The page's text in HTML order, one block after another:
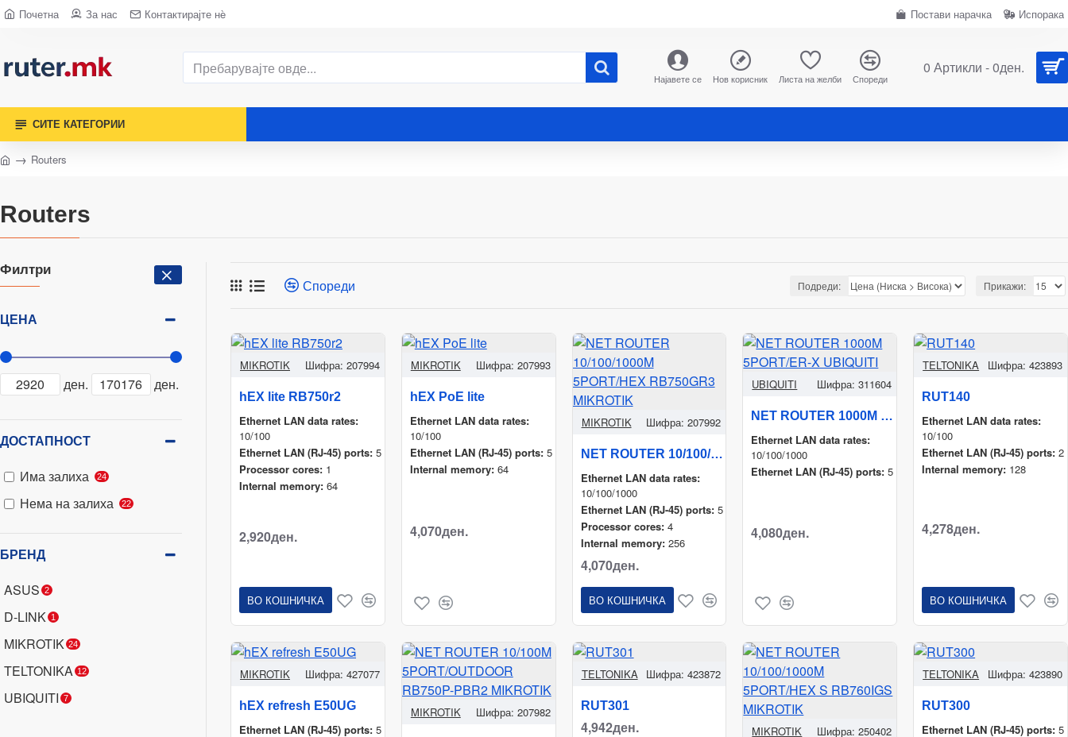
Почетна За нас Контактирајте нè Постави нарачка Испорака
Најавете се Нов корисник Листа на желби Спореди
0 Артикли - 0ден.
СИТЕ КАТЕГОРИИ
Routers
Routers
Филтри
ЦЕНА
ден. ден.
БРЕНД
ASUS 2
D-LINK 1
MIKROTIK 24
TELTONIKA 12
UBIQUITI 7
ДОСТАПНОСТ
Има залиха 24
Нема на залиха 22
Спореди Подреди: Прикажи:
MIKROTIK Шифра: 207994
hEX lite RB750r2
Ethernet LAN data rates:
10/100
Ethernet LAN (RJ-45) ports: 5
Processor cores: 1
Internal memory: 64
2,920ден.
ВО КОШНИЧКА
MIKROTIK Шифра: 207993
hEX PoE lite
Ethernet LAN data rates:
10/100
Ethernet LAN (RJ-45) ports:5
Internal memory:64
4,070ден.
MIKROTIK Шифра: 207992
NET ROUTER 10/100/1000M 5PORT/HEX RB750GR3 MIKROTIK
Ethernet LAN data rates:
10/100/1000
Ethernet LAN (RJ-45) ports:5
Processor cores:4
Internal memory:256
4,070ден.
ВО КОШНИЧКА
UBIQUITI Шифра: 311604
NET ROUTER 1000M 5PORT/ER-X UBIQUITI
Ethernet LAN data rates:
10/100/1000
Ethernet LAN (RJ-45) ports: 5
4,080ден.
TELTONIKA Шифра: 423893
RUT140
Ethernet LAN data rates:
10/100
Ethernet LAN (RJ-45) ports: 2
Internal memory: 128
4,278ден.
ВО КОШНИЧКА
MIKROTIK Шифра: 427077
hEX refresh E50UG
Ethernet LAN (RJ-45) ports: 5
MIKROTIK Шифра: 207982
TELTONIKA Шифра: 423872
RUT301
4,942ден. MIKROTIK Шифра: 250402
TELTONIKA Шифра: 423890
RUT300
Ethernet LAN (RJ-45) ports: 5